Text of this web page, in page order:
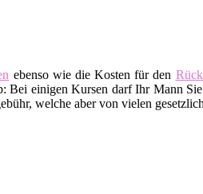
ebenso wie die Kosten für den
einigen Kursen darf Ihr Mann
welche aber von vielen